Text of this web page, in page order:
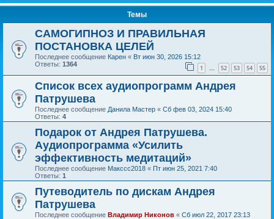
Темы
САМОГИПНОЗ И ПРАВИЛЬНАЯ
ПОСТАНОВКА ЦЕЛЕЙ
Последнее сообщение Карен « Вт июн 30, 2026 15:12
Ответы: 1364 1 … 52 53 54 55
Список всех аудиопрограмм Андрея
Патрушева
Последнее сообщение Данила Мастер « Сб фев 03, 2024 15:40
Ответы: 4
Подарок от Андрея Патрушева.
Аудиопрограмма «Усилить
эффективность медитаций»
Последнее сообщение Макссс2018 « Пт июн 25, 2021 7:40
Ответы: 1
Путеводитель по дискам Андрея
Патрушева
Последнее сообщение Владимир Никонов « Сб июл 22, 2017 23:13